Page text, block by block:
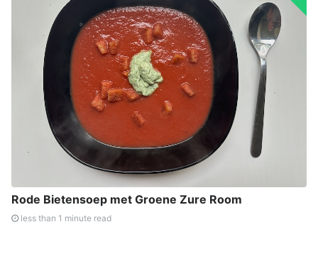
Rode Bietensoep met Groene Zure Room
less than 1 minute read